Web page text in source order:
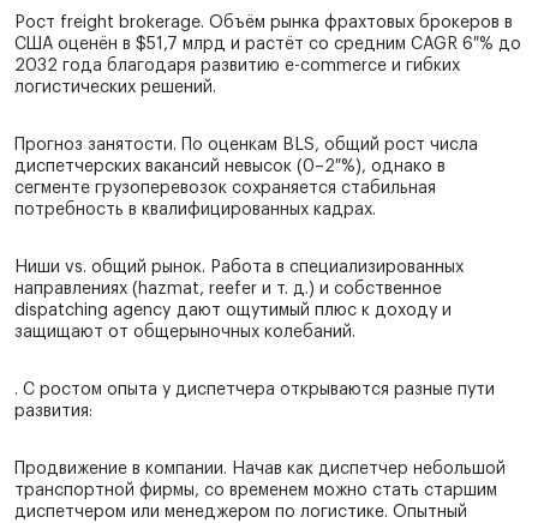
Рост freight brokerage. Объём рынка фрахтовых брокеров в
США оценён в $51,7 млрд и растёт со средним CAGR 6 % до
2032 года благодаря развитию e-commerce и гибких
логистических решений.
Прогноз занятости. По оценкам BLS, общий рост числа
диспетчерских вакансий невысок (0–2 %), однако в
сегменте грузоперевозок сохраняется стабильная
потребность в квалифицированных кадрах.
Ниши vs. общий рынок. Работа в специализированных
направлениях (hazmat, reefer и т. д.) и собственное
dispatching agency дают ощутимый плюс к доходу и
защищают от общерыночных колебаний.
. С ростом опыта у диспетчера открываются разные пути
развития:
Продвижение в компании. Начав как диспетчер небольшой
транспортной фирмы, со временем можно стать старшим
диспетчером или менеджером по логистике. Опытный